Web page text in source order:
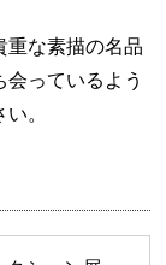
重な素描の名品
っているよう
。